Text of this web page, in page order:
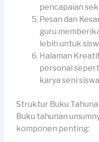
pencapaian
Pesan dan
guru
lebih untuk
Halaman
personal
karya seni
Struktur Buku
Buku tahunan
komponen penting: